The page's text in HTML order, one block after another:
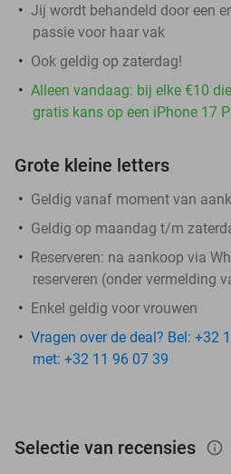
Jij wordt behandeld door een
passie voor haar vak
Ook geldig op zaterdag!
Alleen vandaag: bij elke €10
gratis kans op een iPhone 17
Grote kleine letters
Geldig vanaf moment van
Geldig op maandag t/m
Reserveren: na aankoop via
reserveren (onder vermelding
Enkel geldig voor vrouwen
Vragen over de deal? Bel: +32
met: +32 11 96 07 39
Selectie van recensies